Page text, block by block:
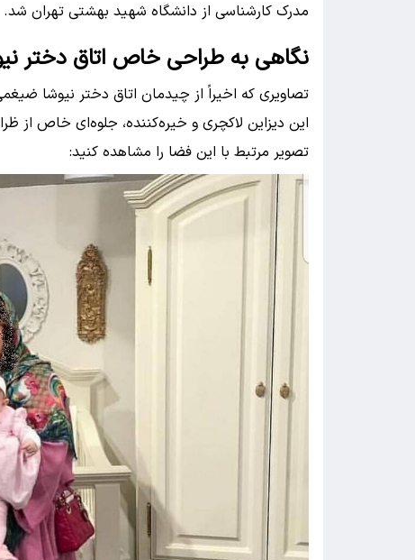
مدرک کارشناسی از دانشگاه شهید بهشتی تهران شد.
نگاهی به طراحی خاص اتاق دختر
تصاویری که اخیراً از چیدمان اتاق دختر نیوشا
این دیزاین لاکچری و خیره‌کننده، جلوه‌ای خاص از
تصویر مرتبط با این فضا را مشاهده کنید: